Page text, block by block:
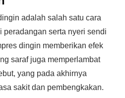
adalah salah satu cara
peradangan serta nyeri sendi
dingin memberikan efek
saraf juga memperlambat
yang pada akhirnya
sakit dan pembengkakan.